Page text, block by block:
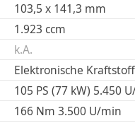
103,5 x 141,3 mm
1.923 ccm
k.A.
Elektronische
105 PS (77 kW) 5.450
166 Nm 3.500 U/min